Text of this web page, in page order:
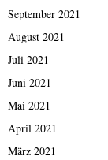
September 2021
August 2021
Juli 2021
Juni 2021
Mai 2021
April 2021
März 2021